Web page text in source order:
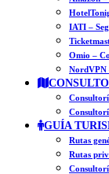
IATI –
Omio –
NordVPN
GUÍA
Rutas
Rutas